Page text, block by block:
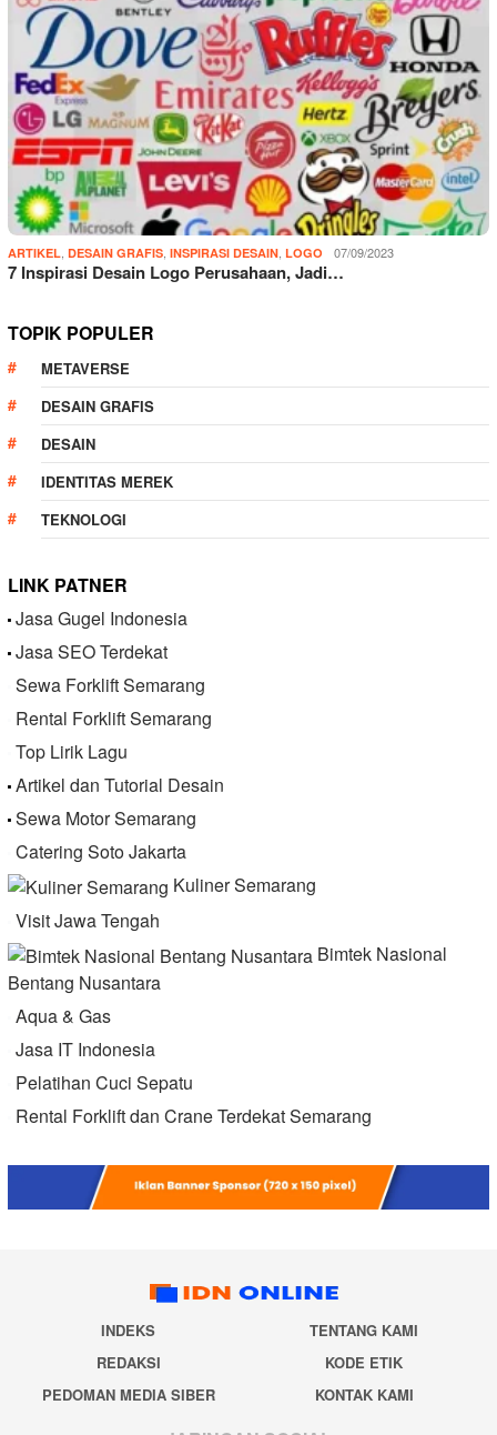
ARTIKEL DESAIN GRAFIS INSPIRASI DESAIN LOGO 07/09/2023
7 Inspirasi Desain Logo Perusahaan, Jadi…
TOPIK POPULER
METAVERSE
DESAIN GRAFIS
DESAIN
IDENTITAS MEREK
TEKNOLOGI
LINK PATNER
Jasa Gugel Indonesia
Jasa SEO Terdekat
Sewa Forklift Semarang
Rental Forklift Semarang
Top Lirik Lagu
Artikel dan Tutorial Desain
Sewa Motor Semarang
Catering Soto Jakarta
Kuliner Semarang
Visit Jawa Tengah
Bimtek Nasional
Bentang Nusantara
Aqua & Gas
Jasa IT Indonesia
Pelatihan Cuci Sepatu
Rental Forklift dan Crane Terdekat Semarang
INDEKS
TENTANG KAMI
REDAKSI
KODE ETIK
PEDOMAN MEDIA SIBER
KONTAK KAMI